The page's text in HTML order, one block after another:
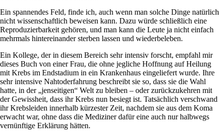
Ein spannendes Feld, finde ich, auch wenn man solche Dinge natürlich
nicht wissenschaftlich beweisen kann. Dazu würde schließlich eine
Reproduzierbarkeit gehören, und man kann die Leute ja nicht einfach
mehrmals hintereinander sterben lassen und wiederbeleben.
Ein Kollege, der in diesem Bereich sehr intensiv forscht, empfahl mir
dieses Buch von einer Frau, die ohne jegliche Hoffnung auf Heilung
mit Krebs im Endstadium in ein Krankenhaus eingeliefert wurde. Ihre
sehr intensive Nahtoderfahrung beschreibt sie so, dass sie die Wahl
hatte, in der „jenseitigen“ Welt zu bleiben – oder zurückzukehren mit
der Gewissheit, dass ihr Krebs nun besiegt ist. Tatsächlich verschwand
ihr Krebsleiden innerhalb kürzester Zeit, nachdem sie aus dem Koma
erwacht war, ohne dass die Mediziner dafür eine auch nur halbwegs
vernünftige Erklärung hätten.